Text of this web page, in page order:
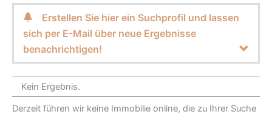
Erstellen Sie hier ein Suchprofil und lassen
sich per E-Mail über neue Ergebnisse
benachrichtigen!
Kein Ergebnis.
Derzeit führen wir keine Immobilie online, die zu Ihrer Suche